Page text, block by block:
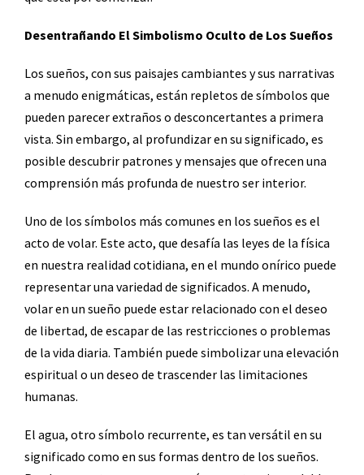
Desentrañando El Simbolismo Oculto de Los Sueños
Los sueños, con sus paisajes cambiantes y sus narrativas
a menudo enigmáticas, están repletos de símbolos que
pueden parecer extraños o desconcertantes a primera
vista. Sin embargo, al profundizar en su significado, es
posible descubrir patrones y mensajes que ofrecen una
comprensión más profunda de nuestro ser interior.
Uno de los símbolos más comunes en los sueños es el
acto de volar. Este acto, que desafía las leyes de la física
en nuestra realidad cotidiana, en el mundo onírico puede
representar una variedad de significados. A menudo,
volar en un sueño puede estar relacionado con el deseo
de libertad, de escapar de las restricciones o problemas
de la vida diaria. También puede simbolizar una elevación
espiritual o un deseo de trascender las limitaciones
humanas.
El agua, otro símbolo recurrente, es tan versátil en su
significado como en sus formas dentro de los sueños.